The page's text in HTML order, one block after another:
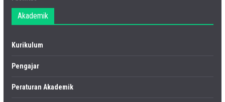
Akademik
Kurikulum
Pengajar
Peraturan Akademik